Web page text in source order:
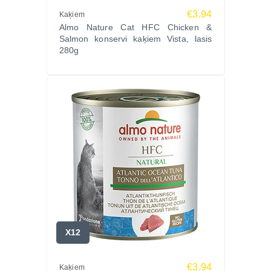
Kaķiem €3.94
Almo Nature Cat HFC Chicken &
Salmon konservi kaķiem Vista, lasis
280g
X12
Kaķiem €3.94